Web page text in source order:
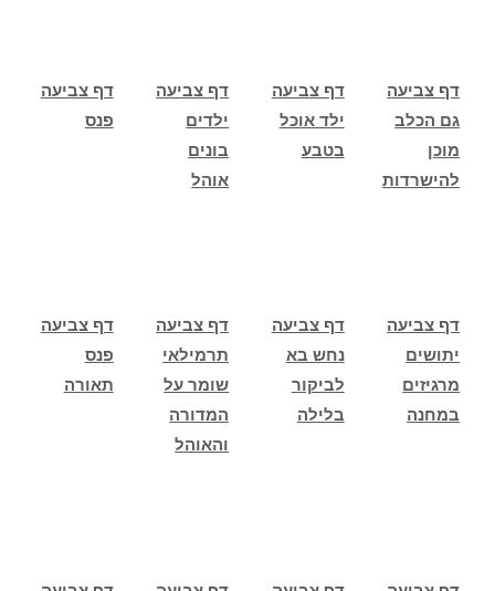
דף צביעה
פנס
דף צביעה
ילדים
בונים
אוהל
דף צביעה
ילד אוכל
בטבע
דף צביעה
גם הכלב
מוכן
להישרדות
דף צביעה
פנס
תאורה
דף צביעה
תרמילאי
שומר על
המדורה
והאוהל
דף צביעה
נחש בא
לביקור
בלילה
דף צביעה
יתושים
מרגיזים
במחנה